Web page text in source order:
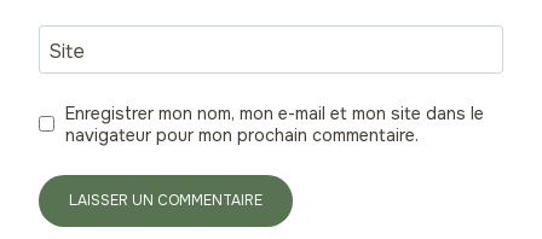
Site
Enregistrer mon nom, mon e-mail et mon site dans le
navigateur pour mon prochain commentaire.